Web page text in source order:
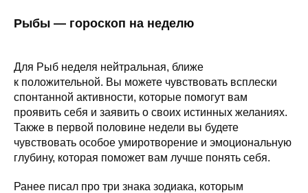
Рыбы — гороскоп на неделю
Для Рыб неделя нейтральная, ближе
к положительной. Вы можете чувствовать всплески
спонтанной активности, которые помогут вам
проявить себя и заявить о своих истинных желаниях.
Также в первой половине недели вы будете
чувствовать особое умиротворение и эмоциональную
глубину, которая поможет вам лучше понять себя.
Ранее писал про три знака зодиака, которым